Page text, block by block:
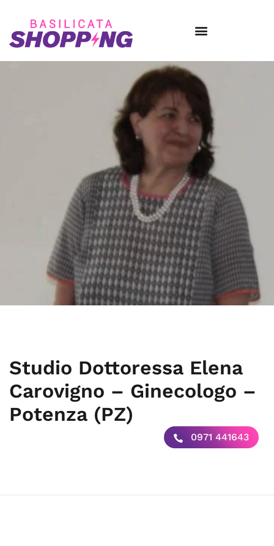
Studio Dottoressa Elena
Carovigno – Ginecologo –
Potenza (PZ)
0971 441643